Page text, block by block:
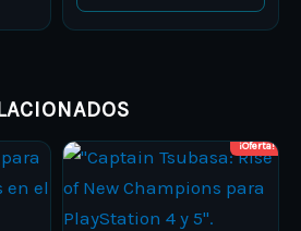
Price
range:
ARS 13.000,00
ARS 25.000,00
¡Oferta!
Price
range:
ARS
This
product
has